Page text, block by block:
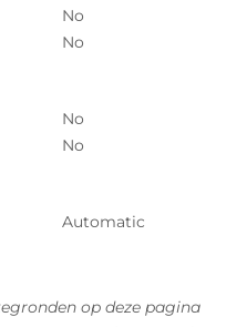
No
No
No
No
Automatic
op deze pagina